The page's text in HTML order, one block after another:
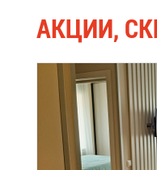
АК­ЦИИ,